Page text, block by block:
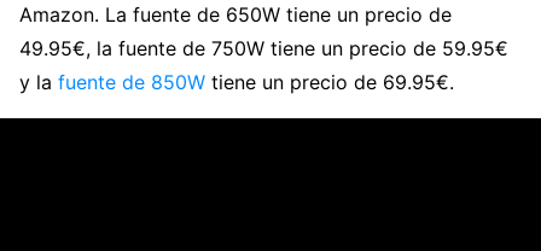
Amazon. La fuente de 650W tiene un precio de
49.95€, la fuente de 750W tiene un precio de 59.95€
y la fuente de 850W tiene un precio de 69.95€.